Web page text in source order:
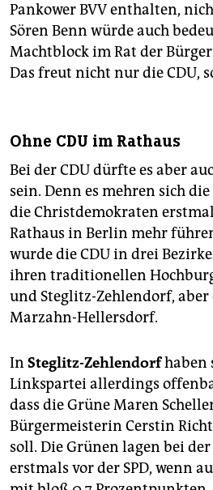
Pankower BVV enthalten,
Sören Benn würde auch
Machtblock im Rat der
Das freut nicht nur die CDU,
Ohne CDU im Rathaus
Bei der CDU dürfte es aber
sein. Denn es mehren sich
die Christdemokraten
Rathaus in Berlin mehr
wurde die CDU in drei
ihren traditionellen
und Steglitz-Zehlendorf,
Marzahn-Hellersdorf.
In Steglitz-Zehlendorfhaben
Linkspartei allerdings
dass die Grüne Maren
Bürgermeisterin Cerstin
soll. Die Grünen lagen bei
erstmals vor der SPD, wenn